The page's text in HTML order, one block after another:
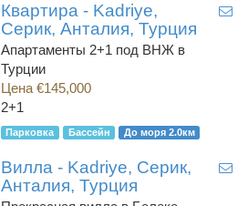
Квартира - Kadriye,
Серик, Анталия, Турция
Апартаменты 2+1 под ВНЖ в
Турции
Цена €145,000
2+1
Парковка Бассейн До моря 2.0км
Вилла - Kadriye, Серик,
Анталия, Турция